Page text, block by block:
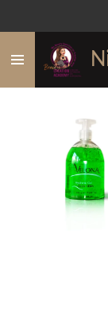
springen